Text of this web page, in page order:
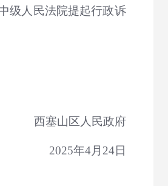
级人民法院提起行政诉
西塞山区人民政府
2025年4月24日